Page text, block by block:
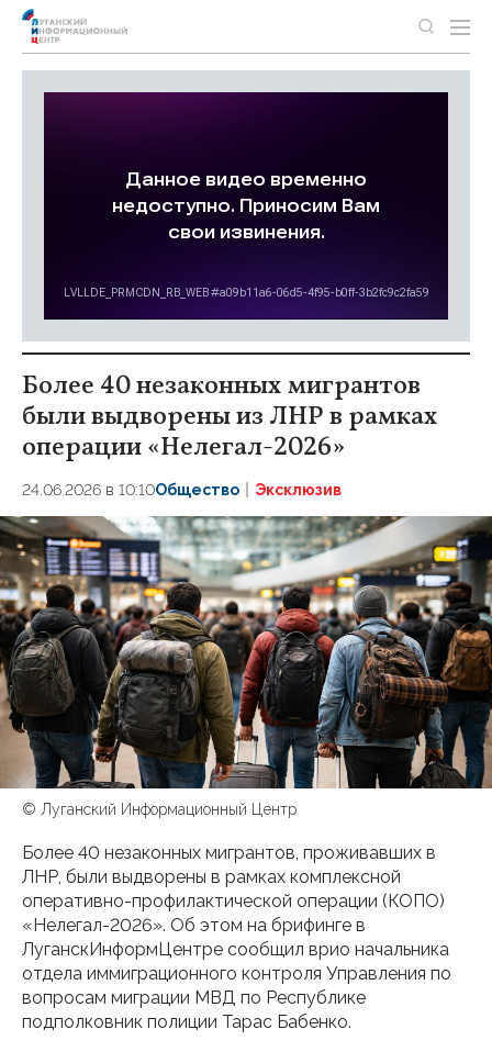
Более 40 незаконных мигрантов
были выдворены из ЛНР в рамках
операции «Нелегал-2026»
24.06.2026 в 10:10Общество Эксклюзив
© Луганский Информационный Центр
Более 40 незаконных мигрантов, проживавших в
ЛНР, были выдворены в рамках комплексной
оперативно-профилактической операции (КОПО)
«Нелегал-2026». Об этом на брифинге в
ЛуганскИнформЦентре сообщил врио начальника
отдела иммиграционного контроля Управления по
вопросам миграции МВД по Республике
подполковник полиции Тарас Бабенко.